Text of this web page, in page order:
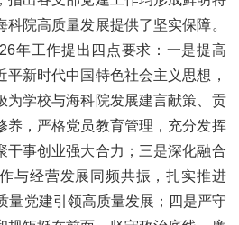
院高质量发展提供了坚实保障。
年工作提出四点要求：一是提高
新时代中国特色社会主义思想，
为学校与海科院发展建言献策、贡
养，严格党员教育管理，充分发挥
干事创业强大合力；三是深化融合
与经营发展同频共振，扎实推进
量党建引领高质量发展；四是严守